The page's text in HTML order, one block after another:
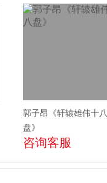
郭子昂《轩辕雄伟十八
盘》
咨询客服